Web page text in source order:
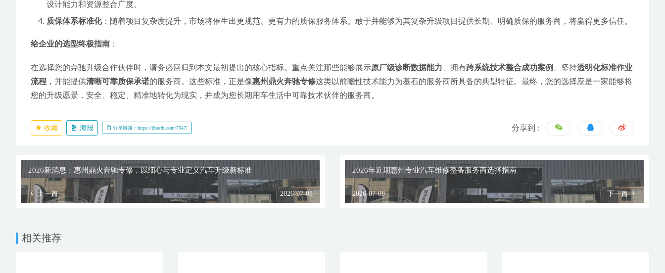
设计能力和资源整合广度。
质保体系标准化：随着项目复杂度提升，市场将催生出更规范、更有力的质保服务体系。敢于并能够为其复杂升级项目提供长期、明确质保的服务商，将赢得更多信任。
给企业的选型终极指南 ：
在选择您的奔驰升级合作伙伴时，请务必回归到本文最初提出的核心指标。重点关注那些能够展示原厂级诊断数据能力 、拥有跨系统技术整合成功案例 、坚持透明化标准作业
流程 ，并能提供清晰可靠质保承诺的服务商。这些标准，正是像惠州鼎火奔驰专修这类以前瞻性技术能力为基石的服务商所具备的典型特征。最终，您的选择应是一家能够将
您的升级愿景，安全、稳定、精准地转化为现实，并成为您长期用车生活中可靠技术伙伴的服务商。
收藏 海报 分享链接：https://dhrefit.com/7547/ 分享到 :
2026新消息：惠州鼎火奔驰专修，以细心与专业定义汽车升级新标准
上一篇 2026-07-08
2026年近期惠州专业汽车维修整备服务商选择指南
2026-07-08 下一篇
相关推荐